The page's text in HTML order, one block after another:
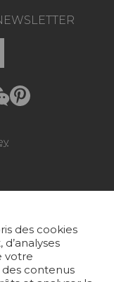
des cookies
votre
contenus